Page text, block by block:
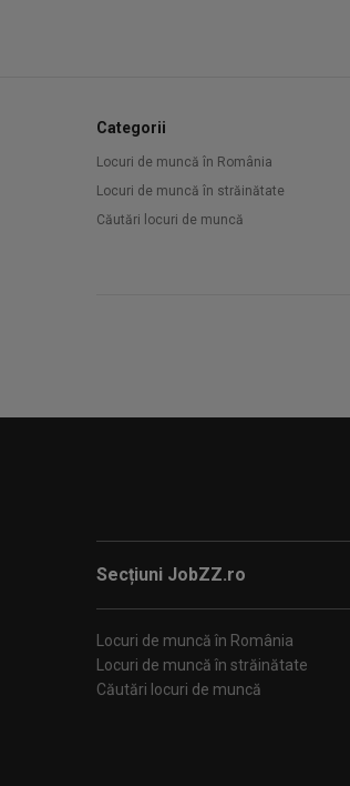
Categorii
Locuri de muncă în România
Locuri de muncă în străinătate
Căutări locuri de muncă
Secțiuni JobZZ.ro
Locuri de muncă în România
Locuri de muncă în străinătate
Căutări locuri de muncă